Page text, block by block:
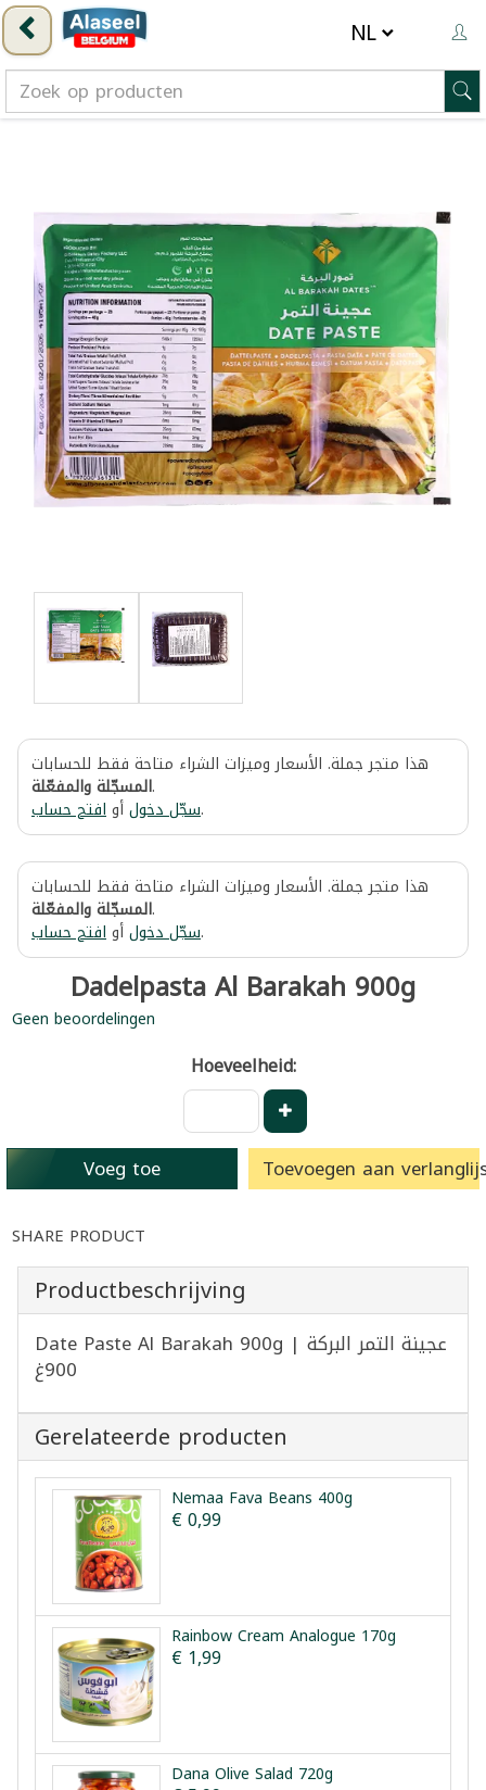
هذا متجر جملة. الأسعار وميزات الشراء متاحة فقط للحسابات
المسجّلة والمفعّلة.
سجّل دخولأوافتح حساب .
هذا متجر جملة. الأسعار وميزات الشراء متاحة فقط للحسابات
المسجّلة والمفعّلة.
سجّل دخولأوافتح حساب .
Dadelpasta Al Barakah 900g
Geen beoordelingen
Hoeveelheid:
Voeg toe Toevoegen aan
SHARE PRODUCT
Productbeschrijving
Date Paste Al Barakah 900g | عجينة التمر البركة
900غ
Gerelateerde producten
Nemaa Fava Beans 400g
€ 0,99
Rainbow Cream Analogue 170g
€ 1,99
Dana Olive Salad 720g